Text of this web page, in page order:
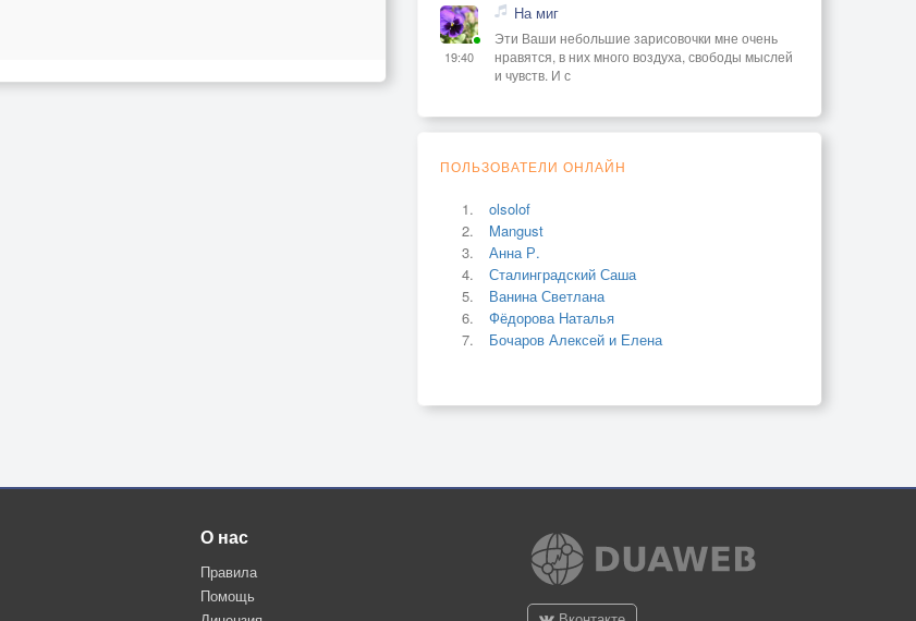
19:40
На миг
Эти Ваши небольшие зарисовочки мне очень
нравятся, в них много воздуха, свободы мыслей
и чувств. И с
ПОЛЬЗОВАТЕЛИ ОНЛАЙН
olsolof
Mangust
Анна Р.
Сталинградский Саша
Ванина Светлана
Фёдорова Наталья
Бочаров Алексей и Елена
О нас
Правила
Помощь